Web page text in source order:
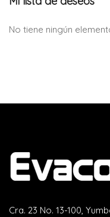
No tiene ningún
Cra. 23 No. 13-100,